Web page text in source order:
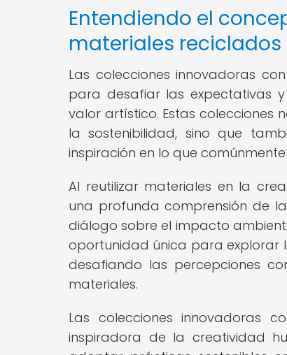
Entendiendo el
materiales reciclados
Las colecciones innovadoras
para desafiar las expectativas
valor artístico. Estas colecciones
la sostenibilidad, sino que
inspiración en lo que
Al reutilizar materiales en la
una profunda comprensión de
diálogo sobre el impacto
oportunidad única para explorar
desafiando las percepciones
materiales.
Las colecciones innovadoras
inspiradora de la creatividad